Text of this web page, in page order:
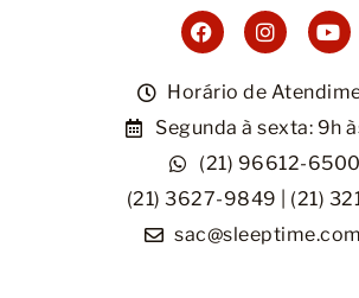
Horário de
Segunda à sexta: 9h
(21) 96612-6500
(21) 3627-9849 | (21)